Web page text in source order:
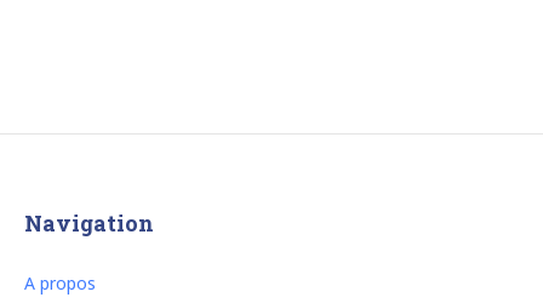
Navigation
A propos